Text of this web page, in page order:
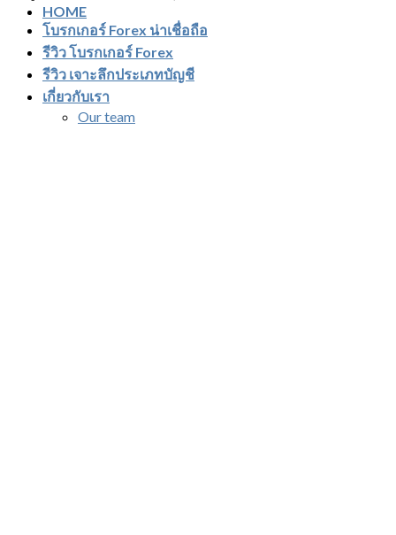
HOME
โบรกเกอร์ Forex น่าเชื่อถือ
รีวิว โบรกเกอร์ Forex
รีวิว เจาะลึกประเภทบัญชี
เกี่ยวกับเรา
Our team